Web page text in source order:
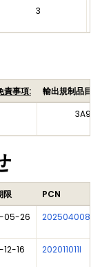
3
責事項:
輸出規制品目番
3A991A2
限 PCN
05-26 202504008I
16 202011011I